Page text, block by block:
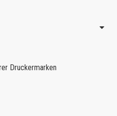
Druckermarken